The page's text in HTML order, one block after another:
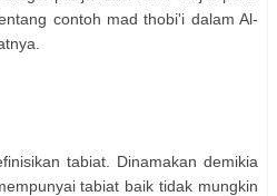
contoh mad thobi'i dalam Al-
tabiat. Dinamakan demikia
tabiat baik tidak mungkin